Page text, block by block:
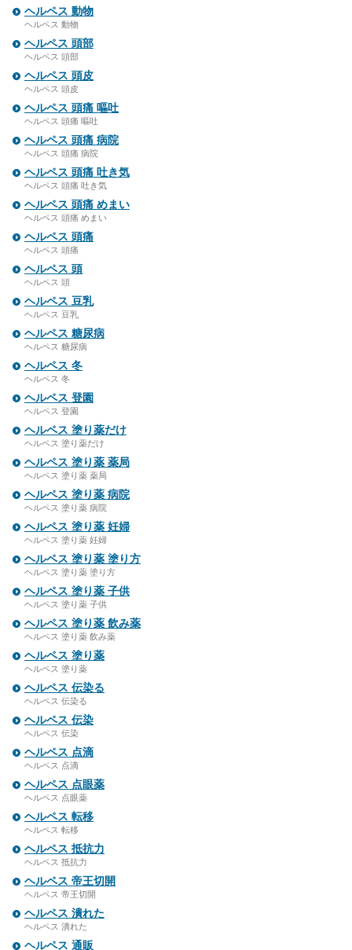
ヘルペス 動物
ヘルペス 動物
ヘルペス 頭部
ヘルペス 頭部
ヘルペス 頭皮
ヘルペス 頭皮
ヘルペス 頭痛 嘔吐
ヘルペス 頭痛 嘔吐
ヘルペス 頭痛 病院
ヘルペス 頭痛 病院
ヘルペス 頭痛 吐き気
ヘルペス 頭痛 吐き気
ヘルペス 頭痛 めまい
ヘルペス 頭痛 めまい
ヘルペス 頭痛
ヘルペス 頭痛
ヘルペス 頭
ヘルペス 頭
ヘルペス 豆乳
ヘルペス 豆乳
ヘルペス 糖尿病
ヘルペス 糖尿病
ヘルペス 冬
ヘルペス 冬
ヘルペス 登園
ヘルペス 登園
ヘルペス 塗り薬だけ
ヘルペス 塗り薬だけ
ヘルペス 塗り薬 薬局
ヘルペス 塗り薬 薬局
ヘルペス 塗り薬 病院
ヘルペス 塗り薬 病院
ヘルペス 塗り薬 妊婦
ヘルペス 塗り薬 妊婦
ヘルペス 塗り薬 塗り方
ヘルペス 塗り薬 塗り方
ヘルペス 塗り薬 子供
ヘルペス 塗り薬 子供
ヘルペス 塗り薬 飲み薬
ヘルペス 塗り薬 飲み薬
ヘルペス 塗り薬
ヘルペス 塗り薬
ヘルペス 伝染る
ヘルペス 伝染る
ヘルペス 伝染
ヘルペス 伝染
ヘルペス 点滴
ヘルペス 点滴
ヘルペス 点眼薬
ヘルペス 点眼薬
ヘルペス 転移
ヘルペス 転移
ヘルペス 抵抗力
ヘルペス 抵抗力
ヘルペス 帝王切開
ヘルペス 帝王切開
ヘルペス 潰れた
ヘルペス 潰れた
ヘルペス 通販